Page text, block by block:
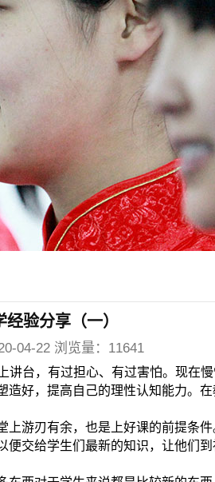
验分享（一）
04-22 浏览量：11641
台，有过担心、有过害怕。现在
好，提高自己的理性认知能力。
游刃有余，也是上好课的前提条
交给学生们最新的知识，让他们